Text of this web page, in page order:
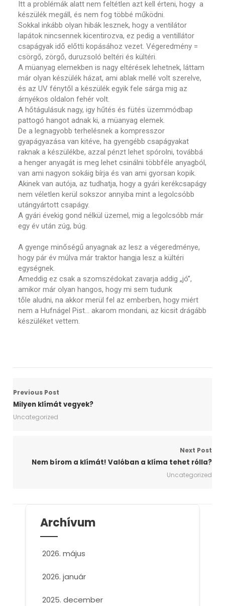
Itt a problémák alatt nem feltétlen azt kell érteni, hogy a
készülék megáll, és nem fog többé működni.
Sokkal inkább olyan hibák lesznek, hogy a ventilátor
lapátok nincsennek kicentirozva, ez pedig a ventillátor
csapágyak idő előtti kopásához vezet. Végeredmény =
csörgő, zörgő, duruzsoló beltéri és kültéri.
A müanyag elemekben is nagy eltérések lehetnek, láttam
már olyan készülék házat, ami ablak mellé volt szerelve,
és az UV fénytől a készülék egyik fele sárga mig az
árnyékos oldalon fehér volt.
A hőtágulásuk nagy, igy hűtés és fütés üzemmódbap
pattogó hangot adnak ki, a müanyag elemek.
De a legnagyobb terhelésnek a kompresszor
gyapágyazása van kitéve, ha gyengébb csapágyakat
raknak a készülékbe, azzal pénzt lehet spórolni, továbbá
a henger anyagát is meg lehet csinálni többféle anyagból,
van ami nagyon sokáig bírja és van ami gyorsan kopik.
Akinek van autója, az tudhatja, hogy a gyári kerékcsapágy
nem véletlen kerül sokszor annyiba mint a legolcsóbb
utángyártott csapágy.
A gyári évekig gond nélkül üzemel, mig a legolcsóbb már
egy év után zúg, búg.
A gyenge minőségű anyagnak az lesz a végeredménye,
hogy pár év múlva már traktor hangja lesz a kültéri
egységnek.
Ameddig ez csak a szomszédokat zavarja addig „jó”,
amikor már olyan hangos, hogy mi sem tudunk
tőle aludni, na akkor merül fel az emberben, hogy miért
nem a Hufnágel Pist… akarom mondani, az kicsit drágább
készüléket vettem.
Previous Post
Milyen klímát vegyek?
Uncategorized
Next Post
Nem bírom a klímát! Valóban a klíma tehet rólla?
Uncategorized
Archívum
2026. május
2026. január
2025. december